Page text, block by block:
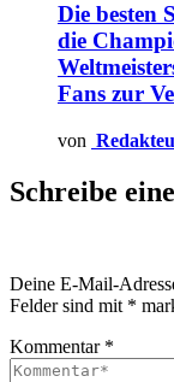
Die besten
die
Fans zur
von
Schreibe
Deine E-Mail-
Felder sind mit *
Kommentar *